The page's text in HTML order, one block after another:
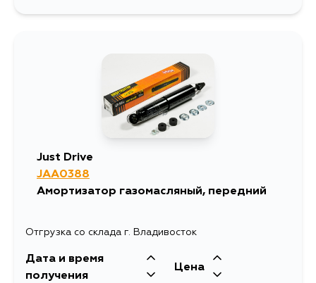
Just Drive
JAA0388
Амортизатор газомасляный, передний
Отгрузка со склада г. Владивосток
Дата и время
получения
Цена